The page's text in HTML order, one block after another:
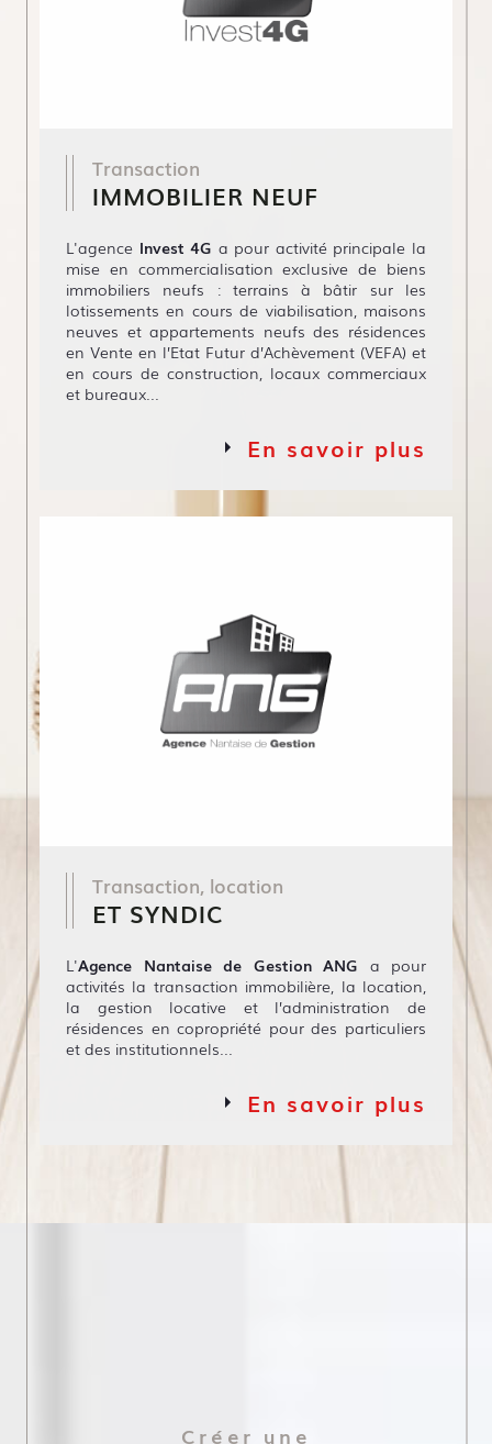
Transaction
IMMOBILIER NEUF
L'agence Invest 4G a pour activité principale la
mise en commercialisation exclusive de biens
immobiliers neufs : terrains à bâtir sur les
lotissements en cours de viabilisation, maisons
neuves et appartements neufs des résidences
en Vente en l’Etat Futur d’Achèvement (VEFA) et
en cours de construction, locaux commerciaux
et bureaux...
En savoir plus
Transaction, location
ET SYNDIC
L'Agence Nantaise de Gestion ANG a pour
activités la transaction immobilière, la location,
la gestion locative et l’administration de
résidences en copropriété pour des particuliers
et des institutionnels...
En savoir plus
Créer une